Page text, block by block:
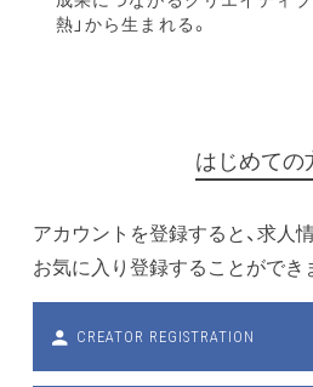
熱」から生まれる。
はじめての
アカウントを登録すると、求人
お気に入り登録することができ
CREATOR REGISTRATION